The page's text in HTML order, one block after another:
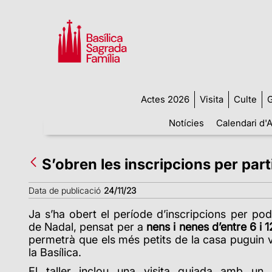
Actes 2026 Visita Culte
Notícies Calendari
S’obren les inscripcions per
Data de publicació 24/11/23
Ja s’ha obert el període d’inscripcions per
de Nadal, pensat per a nens i nenes d’entre 6 i
permetrà que els més petits de la casa puguin
la Basílica.